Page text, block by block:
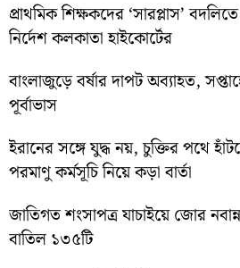
প্রাথমিক শিক্ষকদের ‘সারপ্লাস’
নির্দেশ কলকাতা হাইকোর্টের
বাংলাজুড়ে বর্ষার দাপট অব্যাহত,
পূর্বাভাস
ইরানের সঙ্গে যুদ্ধ নয়, চুক্তির পথে
পরমাণু কর্মসূচি নিয়ে কড়া বার্তা
জাতিগত শংসাপত্র যাচাইয়ে জোর
বাতিল ১৩৫টি